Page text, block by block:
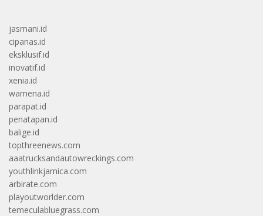
jasmani.id
cipanas.id
eksklusif.id
inovatif.id
xenia.id
wamena.id
parapat.id
penatapan.id
balige.id
topthreenews.com
aaatrucksandautowreckings.com
youthlinkjamica.com
arbirate.com
playoutworlder.com
temeculabluegrass.com